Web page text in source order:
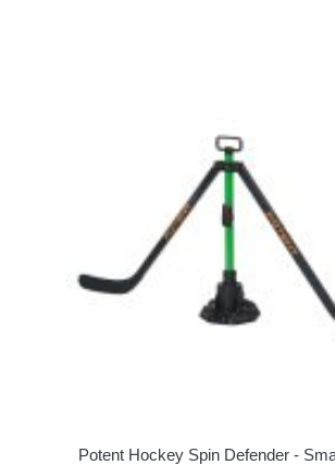
Potent Hockey Spin Defender -